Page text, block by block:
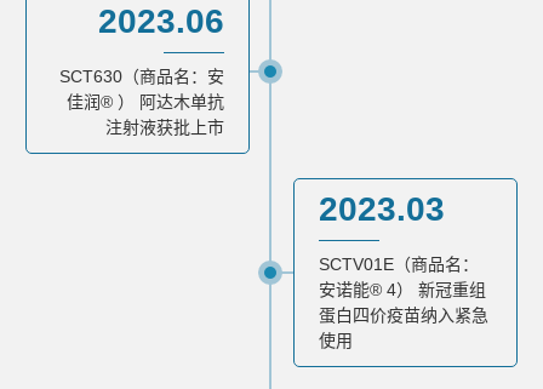
2023.06
SCT630（商品名：安
佳润® ） 阿达木单抗
注射液获批上市
2023.03
SCTV01E（商品名：
安诺能® 4） 新冠重组
蛋白四价疫苗纳入紧急
使用